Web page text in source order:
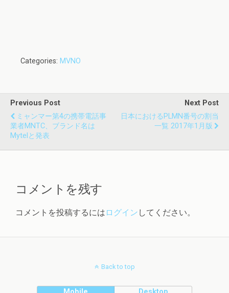
Categories: MVNO
Previous Post
ミャンマー第4の携帯電話事
業者MNTC、ブランド名は
Mytelと発表
Next Post
日本におけるPLMN番号の割当
一覧 2017年1月版
コメントを残す
コメントを投稿するには ログイン してください。
Back to top